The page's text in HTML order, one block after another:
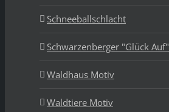
Schneeballschlacht
Schwarzenberger "Glück Auf"
Waldhaus Motiv
Waldtiere Motiv